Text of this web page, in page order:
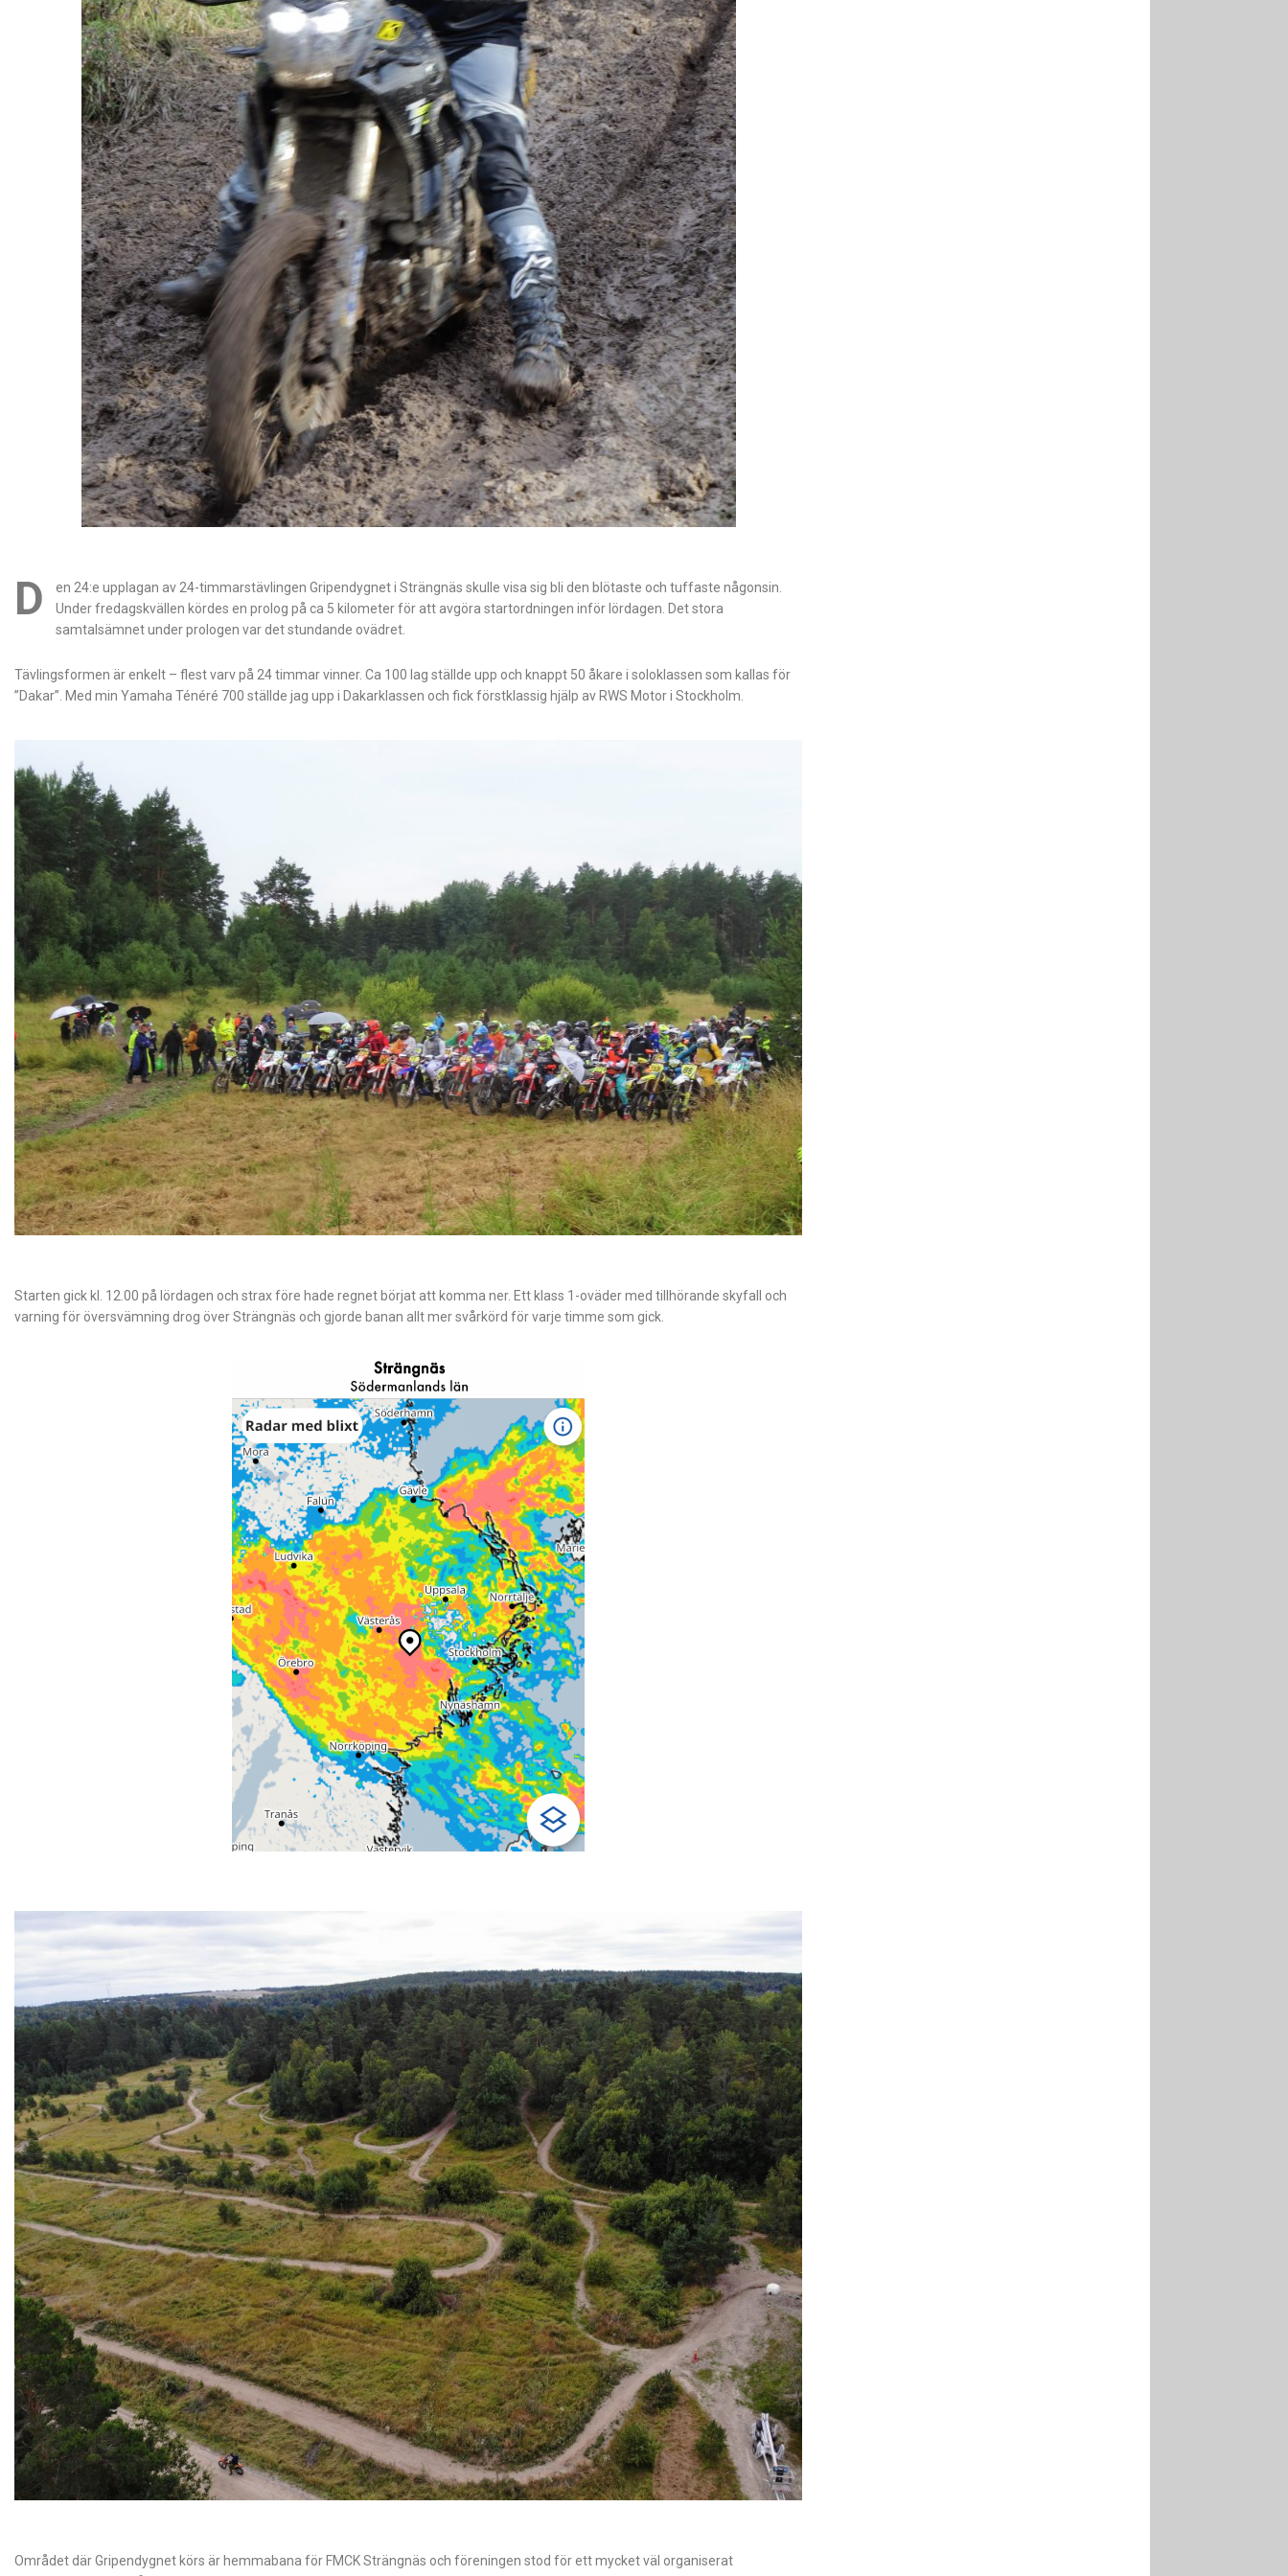
D
en 24:e upplagan av 24-timmarstävlingen Gripendygnet i Strängnäs skulle visa sig bli den blötaste och tuffaste någonsin.
Under fredagskvällen kördes en prolog på ca 5 kilometer för att avgöra startordningen inför lördagen. Det stora
samtalsämnet under prologen var det stundande ovädret.
Tävlingsformen är enkelt – flest varv på 24 timmar vinner. Ca 100 lag ställde upp och knappt 50 åkare i soloklassen som kallas för
”Dakar”. Med min Yamaha Ténéré 700 ställde jag upp i Dakarklassen och fick förstklassig hjälp av RWS Motor i Stockholm.
Starten gick kl. 12.00 på lördagen och strax före hade regnet börjat att komma ner. Ett klass 1-oväder med tillhörande skyfall och
varning för översvämning drog över Strängnäs och gjorde banan allt mer svårkörd för varje timme som gick.
Området där Gripendygnet körs är hemmabana för FMCK Strängnäs och föreningen stod för ett mycket väl organiserat